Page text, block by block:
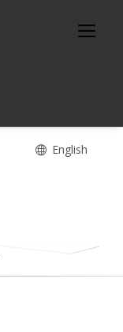
English